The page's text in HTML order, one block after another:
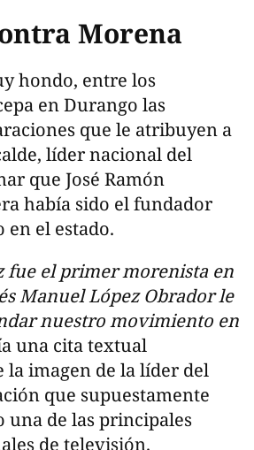
Morena
hondo, entre los
en Durango las
que le atribuyen a
líder nacional del
que José Ramón
había sido el fundador
el estado.
fue el primer morenista en
Manuel López Obrador le
nuestro movimiento en
una cita textual
la imagen de la líder del
que supuestamente
una de las principales
de televisión.